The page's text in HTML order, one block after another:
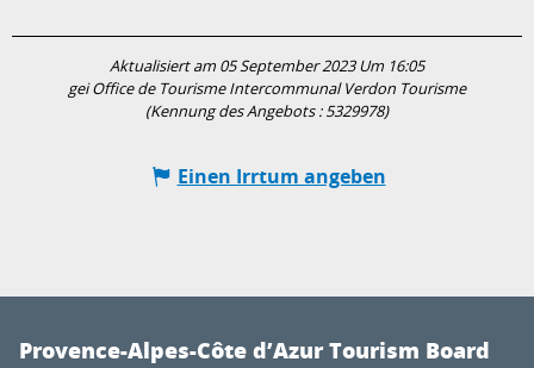
Aktualisiert am 05 September 2023 Um 16:05
gei Office de Tourisme Intercommunal Verdon Tourisme
(Kennung des Angebots :5329978)
Einen Irrtum angeben
Provence-Alpes-Côte d’Azur Tourism Board